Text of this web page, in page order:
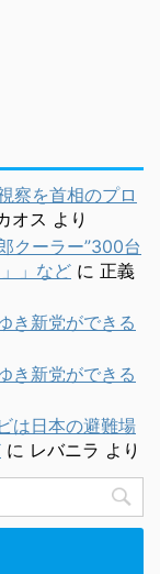
察を首相のプロ
オス より
クーラー”300台
」など に 正義
き新党ができる
き新党ができる
は日本の避難場
に レバニラ より